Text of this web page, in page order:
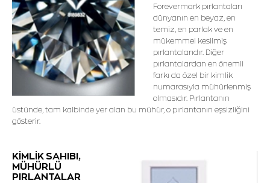
Forevermark pırlantaları
dünyanın en beyaz, en
temiz, en parlak ve en
mükemmel kesilmiş
pırlantalarıdır. Diğer
pırlantalardan en önemli
farkı da özel bir kimlik
numarasıyla mühürlenmiş
olmasıdır. Pırlantanın
üstünde, tam kalbinde yer alan bu mühür, o pırlantanın eşsizliğini
gösterir.
KİMLİK SAHIBI,
MÜHÜRLÜ
PIRLANTALAR